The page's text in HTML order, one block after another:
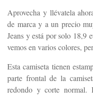
Aprovecha y llévatela
de marca y a un precio
Jeans y está por solo 18,9
vemos en varios colores,
Esta camiseta tienen
parte frontal de la
redondo y corte normal.